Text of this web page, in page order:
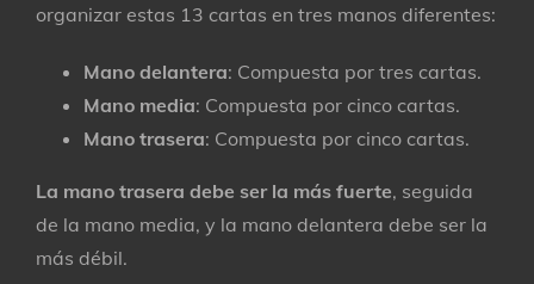
organizar estas 13 cartas en tres manos diferentes:
Mano delantera: Compuesta por tres cartas.
Mano media: Compuesta por cinco cartas.
Mano trasera: Compuesta por cinco cartas.
La mano trasera debe ser la más fuerte, seguida
de la mano media, y la mano delantera debe ser la
más débil.